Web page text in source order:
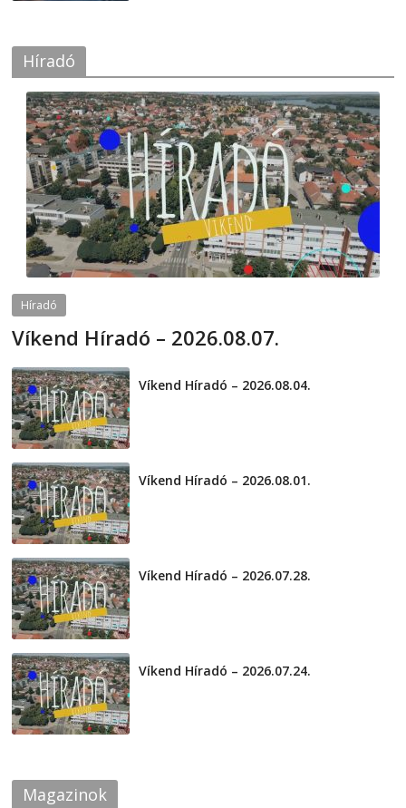
Híradó
Híradó
Víkend Híradó – 2026.08.07.
Víkend Híradó – 2026.08.04.
Víkend Híradó – 2026.08.01.
Víkend Híradó – 2026.07.28.
Víkend Híradó – 2026.07.24.
Magazinok